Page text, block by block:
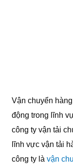
Vận chuyển
động trong lĩnh
công ty vận tải
lĩnh vực vận tải
công ty là vận